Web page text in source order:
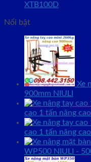
XTB100D
Nổi bật
Xe
900mm NIULI
cao 1 tấn nâng
cao 1 tấn nâng
WP500 NIULI -